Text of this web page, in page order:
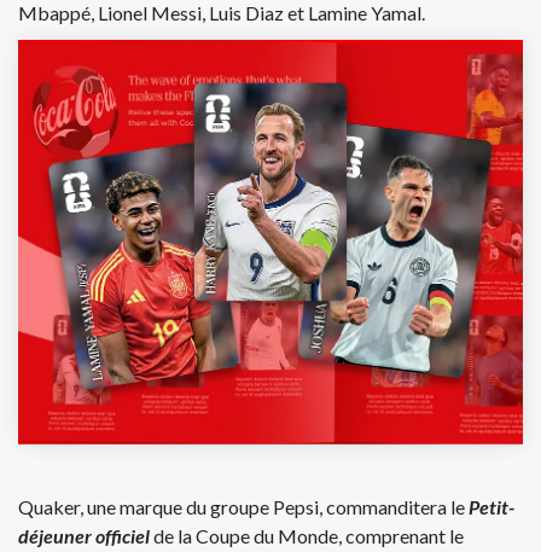
Mbappé, Lionel Messi, Luis Diaz et Lamine Yamal.
Quaker, une marque du groupe Pepsi, commanditera lePetit-
déjeuner officielde la Coupe du Monde, comprenant le